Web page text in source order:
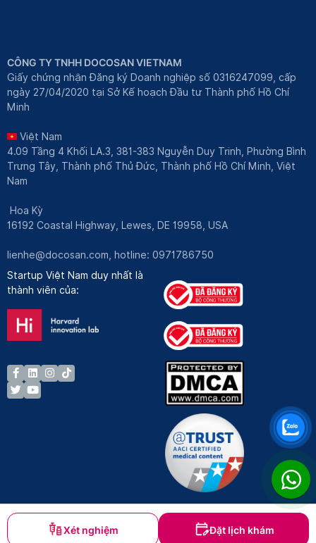
Xét nghiệm Đặt lịch khám
CÔNG TY TNHH DOCOSAN VIETNAM
Giấy chứng nhận Đăng ký Doanh nghiệp số 0316247099, cấp
ngày 27/04/2020 tại Sở Kế hoạch Đầu tư Thành phố Hồ Chí
Minh
Việt Nam
4.09 Tầng 4 Khối LA.3, 381-383 Nguyễn Duy Trinh, Phường Bình
Trưng Tây, Thành phố Thủ Đức, Thành phố Hồ Chí Minh, Việt
Nam
Hoa Kỳ
16192 Coastal Highway, Lewes, DE 19958, USA
lienhe@docosan.com , hotline: 0971786750
Startup Việt Nam duy nhất là
thành viên của:
Bản quyền © Docosan 2023